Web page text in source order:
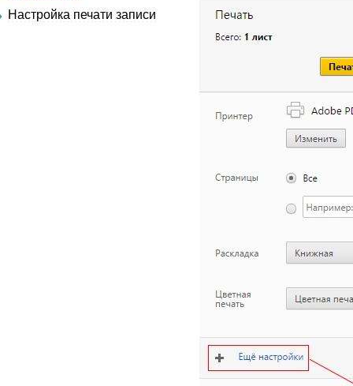
Настройка печати записи